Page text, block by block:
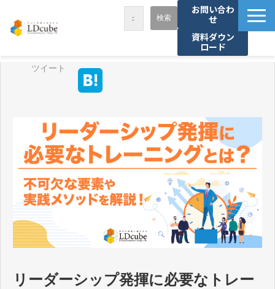
お問い合わ
せ
資料ダウン
ロード
LDcubeが選ばれる理由
事例紹介
セミナー・講座
資料ダウンロード
パートナー募集
ツイート
リーダーシップ発揮に必要なトレー